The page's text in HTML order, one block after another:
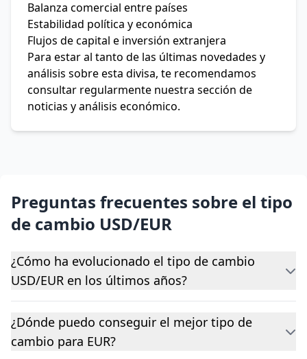
Balanza comercial entre países
Estabilidad política y económica
Flujos de capital e inversión extranjera
Para estar al tanto de las últimas novedades y
análisis sobre esta divisa, te recomendamos
consultar regularmente nuestra sección de
noticias y análisis económico.
Preguntas frecuentes sobre el tipo
de cambio USD/EUR
¿Cómo ha evolucionado el tipo de cambio
USD/EUR en los últimos años?
¿Dónde puedo conseguir el mejor tipo de
cambio para EUR?